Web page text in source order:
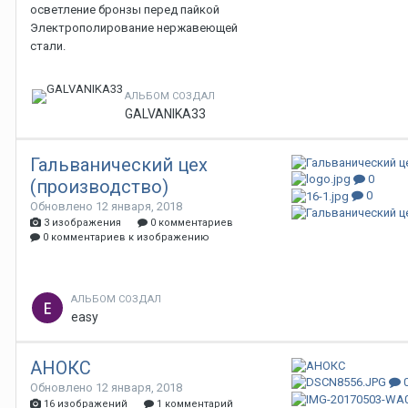
осветление бронзы перед пайкой
Электрополирование нержавеющей
стали.
АЛЬБОМ СОЗДАЛ
GALVANIKA33
Гальванический цех
(производство)
Обновлено 12 января, 2018
3 изображения
0 комментариев
0 комментариев к изображению
АЛЬБОМ СОЗДАЛ
easy
0
0
АНОКС
Обновлено 12 января, 2018
16 изображений
1 комментарий